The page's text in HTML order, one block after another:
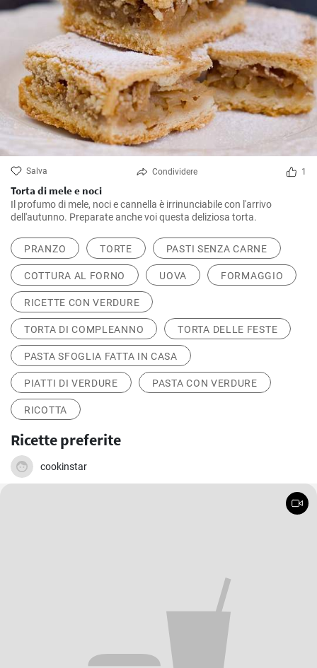
Salva Condividere 1
Torta di mele e noci
Il profumo di mele, noci e cannella è irrinunciabile con l'arrivo
dell'autunno. Preparate anche voi questa deliziosa torta.
PRANZO TORTE PASTI SENZA CARNE
COTTURA AL FORNO UOVA FORMAGGIO
RICETTE CON VERDURE
TORTA DI COMPLEANNO TORTA DELLE FESTE
PASTA SFOGLIA FATTA IN CASA
PIATTI DI VERDURE PASTA CON VERDURE
RICOTTA
Ricette preferite
cookinstar